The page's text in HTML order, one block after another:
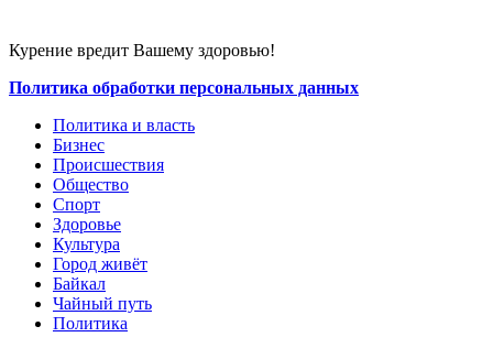
Курение вредит Вашему здоровью!
Политика обработки персональных данных
Политика и власть
Бизнес
Происшествия
Общество
Cпорт
Здоровье
Культура
Город живёт
Байкал
Чайный путь
Политика